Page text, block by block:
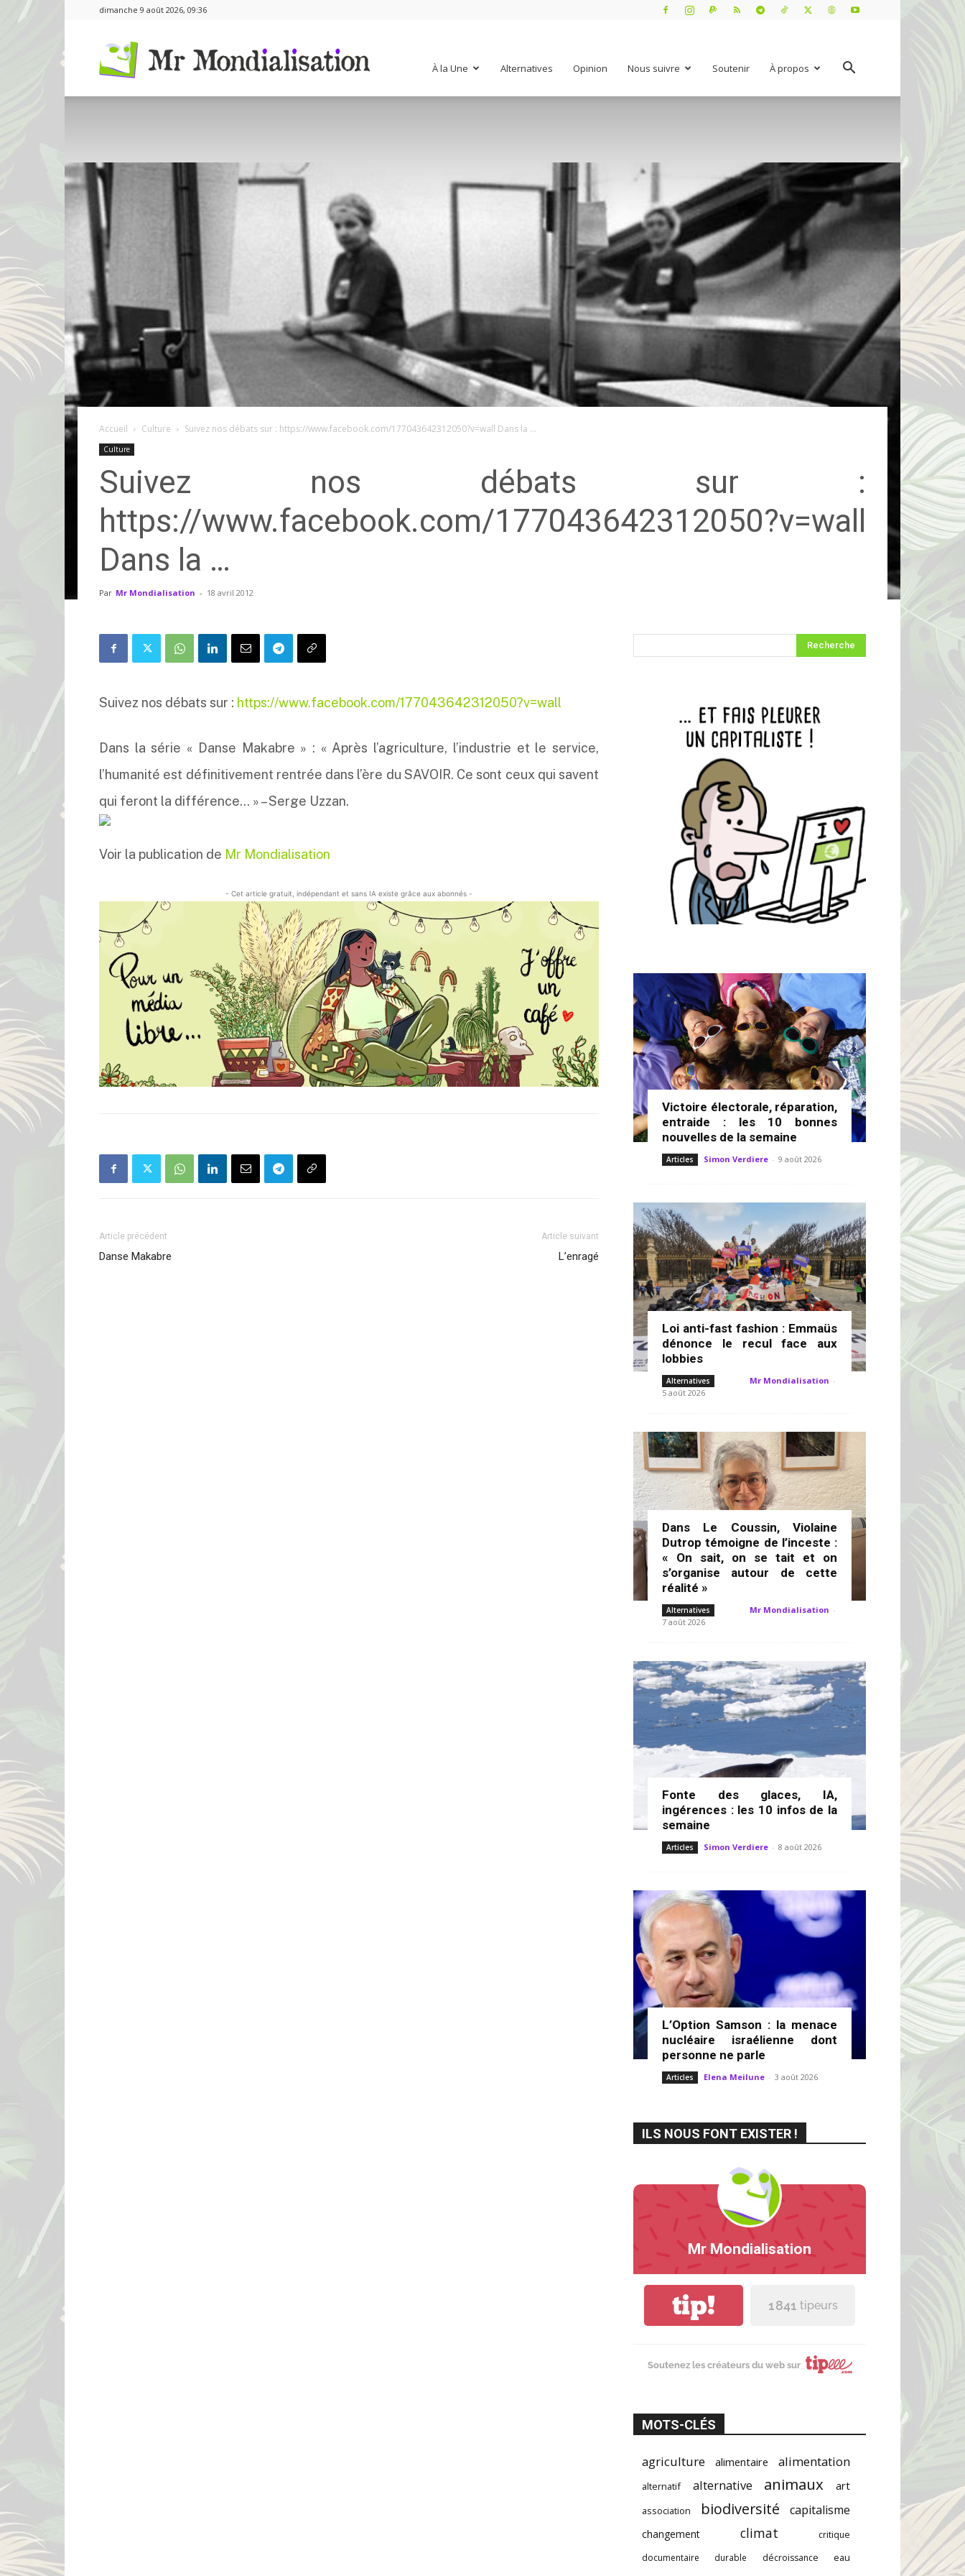
dimanche 9 août 2026, 09:36
À la Une Alternatives Opinion Nous suivre Soutenir À propos
Accueil Culture Suivez nos débats sur : https://www.facebook.com/177043642312050?v=wall Dans la …
Culture
Suivez nos débats sur :
https://www.facebook.com/177043642312050?v=wall
Dans la …
Par Mr Mondialisation - 18 avril 2012
Suivez nos débats sur : https://www.facebook.com/177043642312050?v=wall
Dans la série « Danse Makabre » : « Après l’agriculture, l’industrie et le service,
l’humanité est définitivement rentrée dans l’ère du SAVOIR. Ce sont ceux qui savent
qui feront la différence… » – Serge Uzzan.
Voir la publication de Mr Mondialisation
- Cet article gratuit, indépendant et sans IA existe grâce aux abonnés -
Article précédent
Danse Makabre
Article suivant
L’enragé
Victoire électorale, réparation,
entraide : les 10 bonnes
nouvelles de la semaine
Articles Simon Verdiere - 9 août 2026
Loi anti-fast fashion : Emmaüs
dénonce le recul face aux
lobbies
Alternatives Mr Mondialisation -
5 août 2026
Dans Le Coussin, Violaine
Dutrop témoigne de l’inceste :
« On sait, on se tait et on
s’organise autour de cette
réalité »
Alternatives Mr Mondialisation -
7 août 2026
Fonte des glaces, IA,
ingérences : les 10 infos de la
semaine
Articles Simon Verdiere - 8 août 2026
L’Option Samson : la menace
nucléaire israélienne dont
personne ne parle
Articles Elena Meilune - 3 août 2026
ILS NOUS FONT EXISTER !
Mr Mondialisation
tip! 1 841 tipeurs
Soutenez les créateurs du web sur
MOTS-CLÉS
agriculture alimentaire alimentation
alternatif alternative animaux art
association biodiversité capitalisme
changement climat
critique
documentaire
durable décroissance eau